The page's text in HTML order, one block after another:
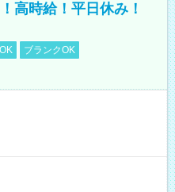
高時給！平日休み！
ブランクOK